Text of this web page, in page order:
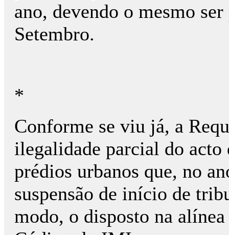
ano, devendo o mesmo
Setembro.
*
Conforme se viu já, a
ilegalidade parcial do
prédios urbanos que, no
suspensão de início de
modo, o disposto na